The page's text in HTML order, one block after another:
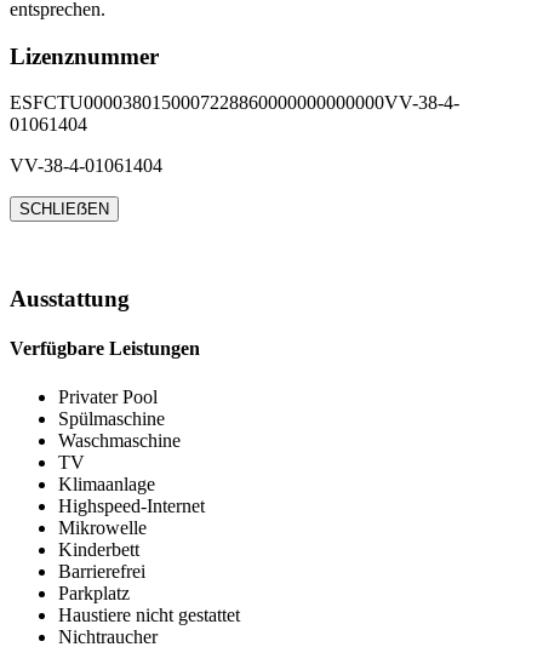
entsprechen.
Lizenznummer
ESFCTU0000380150007228860000000000000VV-38-4-
01061404
VV-38-4-01061404
SCHLIEẞEN
Ausstattung
Verfügbare Leistungen
Privater Pool
Spülmaschine
Waschmaschine
TV
Klimaanlage
Highspeed-Internet
Mikrowelle
Kinderbett
Barrierefrei
Parkplatz
Haustiere nicht gestattet
Nichtraucher